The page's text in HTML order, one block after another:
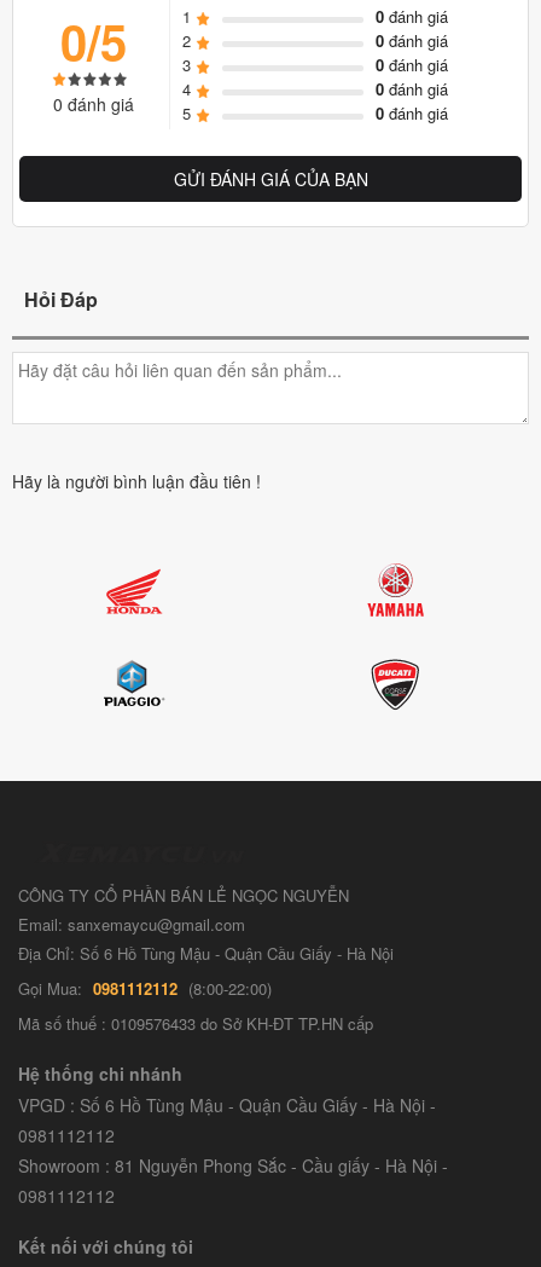
0/5
0 đánh giá
1 0đánh giá
2
0đánh giá
3
0đánh giá
4
0đánh giá
5
0đánh giá
GỬI ĐÁNH GIÁ CỦA BẠN
Hỏi Đáp
Hãy là người bình luận đầu tiên !
CÔNG TY CỔ PHẦN BÁN LẺ NGỌC NGUYỄN
Email: sanxemaycu@gmail.com
Địa Chỉ: Số 6 Hồ Tùng Mậu - Quận Cầu Giấy - Hà Nội
Gọi Mua: 0981112112 (8:00-22:00)
Mã số thuế : 0109576433 do Sở KH-ĐT TP.HN cấp
Hệ thống chi nhánh
VPGD : Số 6 Hồ Tùng Mậu - Quận Cầu Giấy - Hà Nội -
0981112112
Showroom : 81 Nguyễn Phong Sắc - Cầu giấy - Hà Nội -
0981112112
Kết nối với chúng tôi